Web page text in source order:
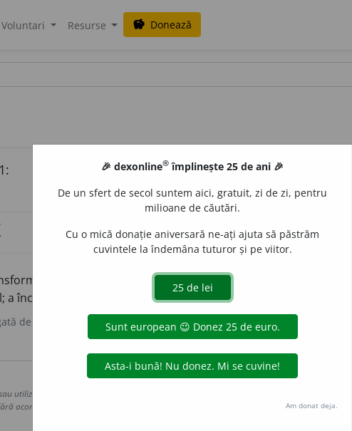
Voluntari Resurse savings Donează
celulele moi din stratul de bază al epidermei în celule
a încornora. II.
a se transforma în țesut cornos. (< corn + -
de acțiuni
Copyright © 2004-2026 dexonline (https://dexonline.ro)
utilizarea datelor de pe acest site, inclusiv prin orice metode de extragere automată
acordul nostru prealabil scris, cu excepția seturilor de date oferite oficial spre utilizare
🎉 dexonline® împlinește 25 de ani 🎉
De un sfert de secol suntem aici, gratuit, zi de zi, pentru
milioane de căutări.
Cu o mică donație aniversară ne-ați ajuta să păstrăm
cuvintele la îndemâna tuturor și pe viitor.
Am donat deja.